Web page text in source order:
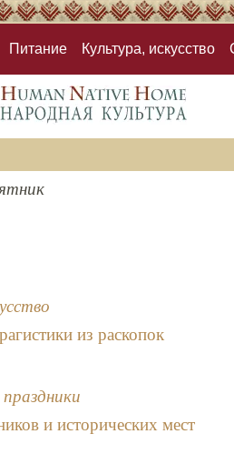
Питание Культура, искусство
из раскопок
и исторических мест